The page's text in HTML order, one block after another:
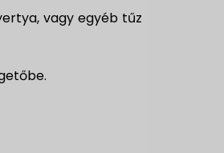
vagy egyéb tűz